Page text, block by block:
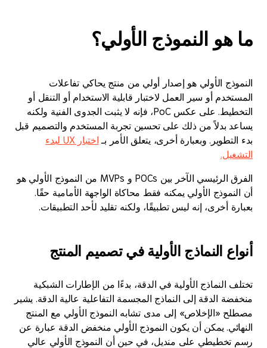
النموذج الأولي؟
الأولي هو إصدار أولي من منتج يحاكي تفاعلات
أو سير العمل لاختبار قابلية الاستخدام أو التنقل أو
التخطيط. على عكس PoC، فإنه لا يثبت الجدوى الفنية ولكنه
بدلاً من ذلك على تحسين تجربة المستخدم والتصميم قبل
وبعبارة أخرى، يتعلق الأمر بـ
اختبار UX لبدء
الفرق الرئيسي الآخر بين POCs و MVPs من النموذج الأولي هو
الأولي يمكنه فقط محاكاة الواجهة الأمامية حقًا.
أخرى، إنه ليس تطبيقًا، ولكنه تقليد لأحد التطبيقات.
النماذج الأولية في تصميم المنتج
النماذج الأولية في الدقة، بدءًا من الإطارات الشبكية
الدقة إلى النماذج المجسمة التفاعلية عالية الدقة. يشير
«الإخلاص» إلى مدى تشابه النموذج الأولي مع المنتج
يمكن أن يكون النموذج الأولي منخفض الدقة عبارة عن
على منديل، في حين أن النموذج الأولي عالي